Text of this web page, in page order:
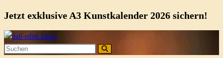
Zum
springen
Jetzt exklusive A3 Kunstkalender 2026 sichern!